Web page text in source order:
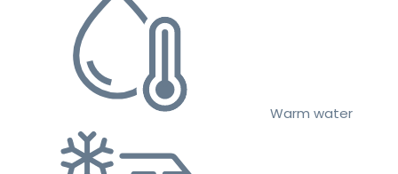
Warm water